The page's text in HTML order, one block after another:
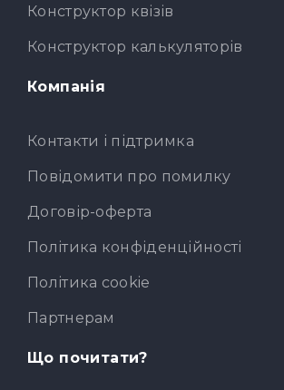
Конструктор квізів
Конструктор калькуляторів
Компанія
Контакти і підтримка
Повідомити про помилку
Договір-оферта
Політика конфіденційності
Політика cookie
Партнерам
Що почитати?